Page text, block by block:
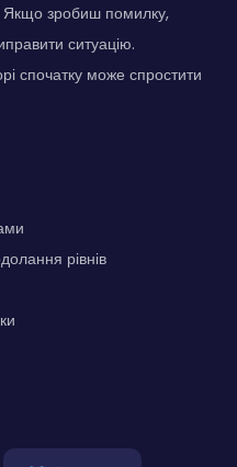
Якщо зробиш помилку,
ситуацію.
спочатку може спростити
рівнів